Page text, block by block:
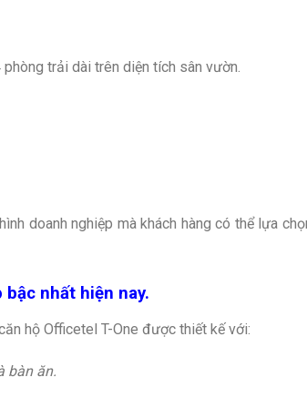
trải dài trên diện tích sân vườn.
doanh nghiệp mà khách hàng có thể lựa
bậc nhất hiện nay.
hộ Officetel T-One được thiết kế với:
bàn ăn.